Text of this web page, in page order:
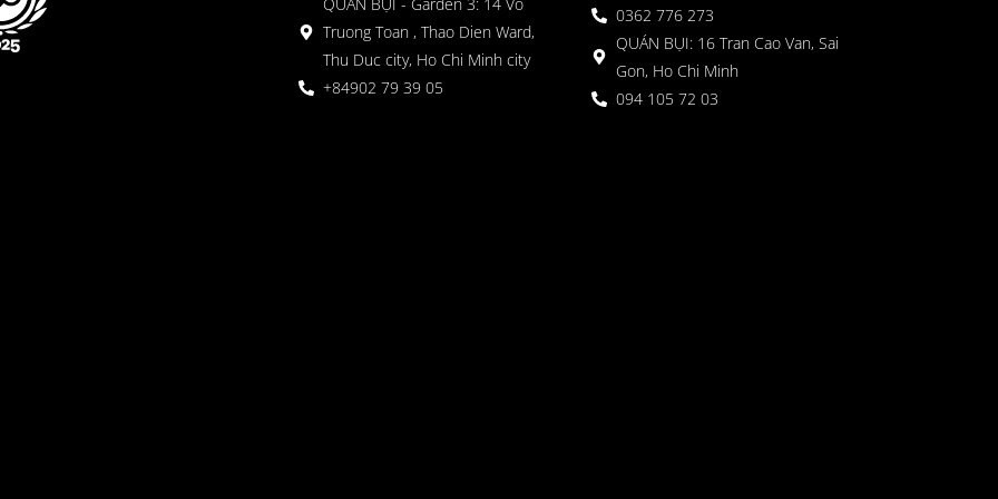
Truong Toan , Thao Dien Ward,
Thu Duc city, Ho Chi Minh city
+84902 79 39 05
0362 776 273
QUÁN BỤI: 16 Tran Cao Van, Sai
Gon, Ho Chi Minh
094 105 72 03